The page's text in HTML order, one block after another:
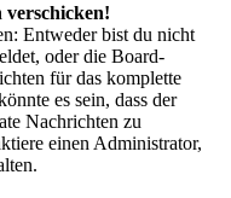
Entweder bist du nicht
oder die Board-
für das komplette
es sein, dass der
Nachrichten zu
einen Administrator,